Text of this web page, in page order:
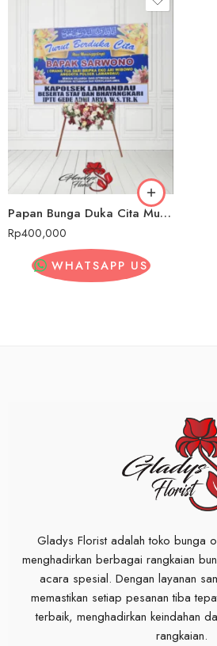
Papan Bunga Duka Cita Murah Tabalong
Rp400,000
WHATSAPP US
Gladys Florist adalah toko bunga
menghadirkan berbagai rangkaian
acara spesial. Dengan layanan
memastikan setiap pesanan tiba
terbaik, menghadirkan keindahan
rangkaian.